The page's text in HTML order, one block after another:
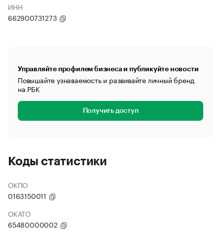
ИНН
662900731273
Управляйте профилем бизнеса и публикуйте новости
Повышайте узнаваемость и развивайте личный бренд
на РБК
Получить доступ
Коды статистики
ОКПО
0163150011
ОКАТО
65480000002